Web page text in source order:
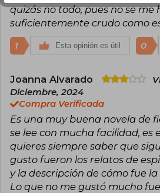
quizás no todo, pues no se me
suficientemente crudo como
1 Esta opinión es útil 0
Joanna Alvarado
Diciembre, 2024
Compra Verificada
Es una muy buena novela de
se lee con mucha facilidad, es
quieres siempre saber que
gusto fueron los relatos de
y la descripción de cómo fue
Lo que no me gustó mucho